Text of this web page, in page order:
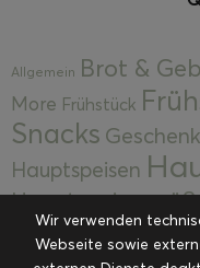
Allgemein Brot &
More Frühstück
Snacks
Hauptspeisen
Hauptspeisen süß
Kuchen,
Wir verwenden
Webseite sowie